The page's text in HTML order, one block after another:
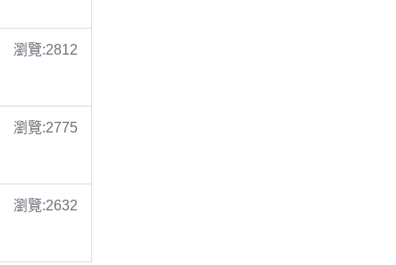
瀏覽:2812
瀏覽:2775
瀏覽:2632